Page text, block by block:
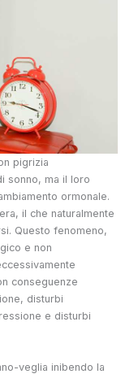
pigrizia
sonno, ma il loro
ormonale.
il che naturalmente
Questo fenomeno,
e non
conseguenze
disturbi
e disturbi
veglia inibendo la